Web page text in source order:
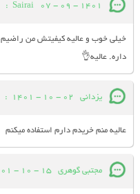
Sairai 07 - 09 - 1401
:
خیلی خوب و عالیه کیفیتش من
داره. عالیه👌
یزدانی 02 - 10 - 1401
:
عالیه منم خریدم دارم استفاده میکنم
مجتبی گوهری 15 - 10 - 1401